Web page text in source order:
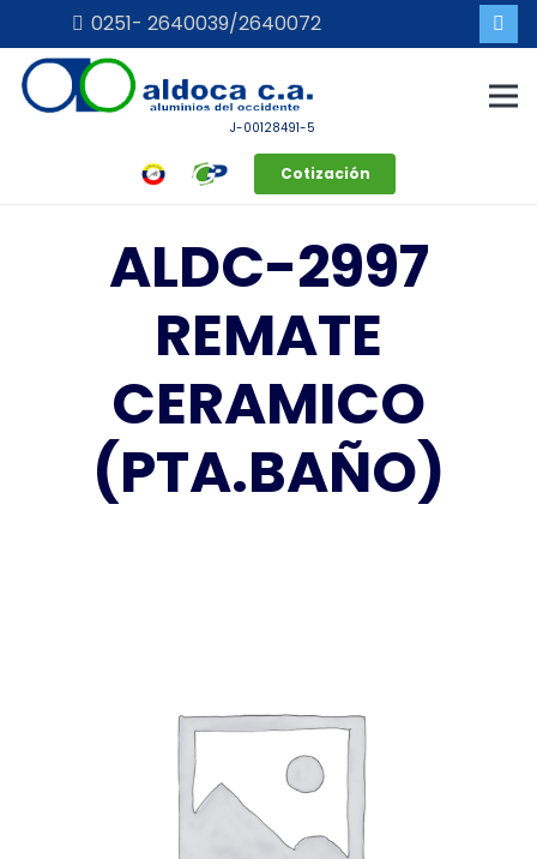
0251- 2640039/2640072
J-00128491-5
Cotización
ALDC-2997
REMATE
CERAMICO
(PTA.BAÑO)